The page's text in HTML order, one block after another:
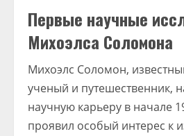
Первые научные
Михоэлса Соломона
Михоэлс Соломон,
ученый и путешественник,
научную карьеру в начале
проявил особый интерес к